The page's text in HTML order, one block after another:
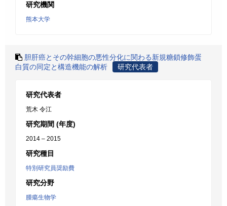
研究機関
熊本大学
胆肝癌とその幹細胞の悪性分化に関わる新規糖鎖修飾蛋
白質の同定と構造機能の解析
研究代表者
研究代表者
荒木 令江
研究期間 (年度)
2014 – 2015
研究種目
特別研究員奨励費
研究分野
腫瘍生物学